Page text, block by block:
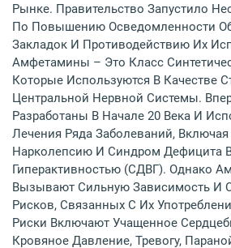
Рынке. Правительство Запустило
По Повышению Осведомленности
Закладок И Противодействию Их
Амфетамины – Это Класс
Которые Используются В Качестве
Центральной Нервной Системы.
Разработаны В Начале 20 Века И
Лечения Ряда Заболеваний,
Нарколепсию И Синдром Дефицита
Гиперактивностью (СДВГ). Однако
Вызывают Сильную Зависимость И
Рисков, Связанных С Их
Риски Включают Учащенное
Кровяное Давление, Тревогу,